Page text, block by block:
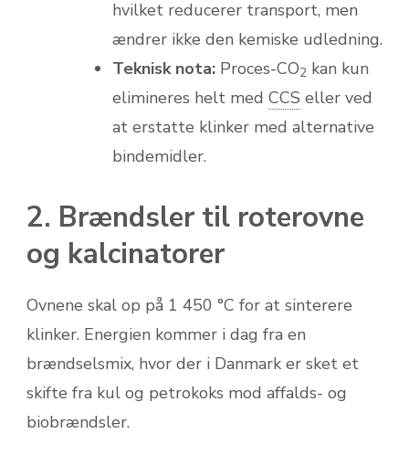
hvilket reducerer transport, men
ændrer ikke den kemiske udledning.
Teknisk nota: Proces-CO2 kan kun
elimineres helt med CCS eller ved
at erstatte klinker med alternative
bindemidler.
2. Brændsler til roterovne
og kalcinatorer
Ovnene skal op på 1 450 °C for at sinterere
klinker. Energien kommer i dag fra en
brændselsmix, hvor der i Danmark er sket et
skifte fra kul og petrokoks mod affalds- og
biobrændsler.